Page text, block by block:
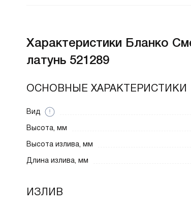
Характеристики Бланко
латунь 521289
ОСНОВНЫЕ ХАРАКТЕРИСТИКИ
Вид
Высота, мм
Высота излива, мм
Длина излива, мм
ИЗЛИВ